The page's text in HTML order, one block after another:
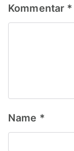
Kommentar *
Name *